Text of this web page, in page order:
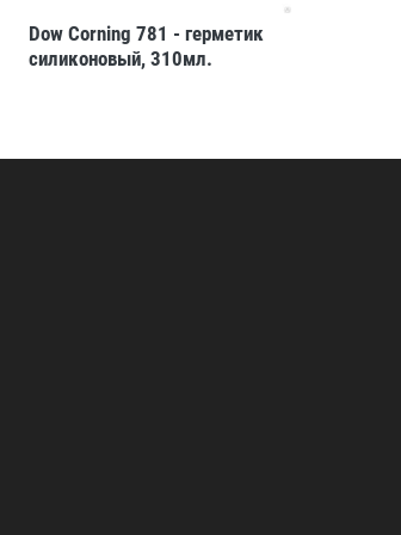
Dow Corning 781 - герметик
силиконовый, 310мл.